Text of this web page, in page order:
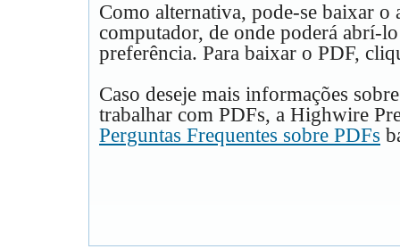
Como alternativa, pode-se baixar
computador, de onde poderá abrí-
preferência. Para baixar o PDF,
Caso deseje mais informações
trabalhar com PDFs, a Highwire
Perguntas Frequentes sobre PDFs